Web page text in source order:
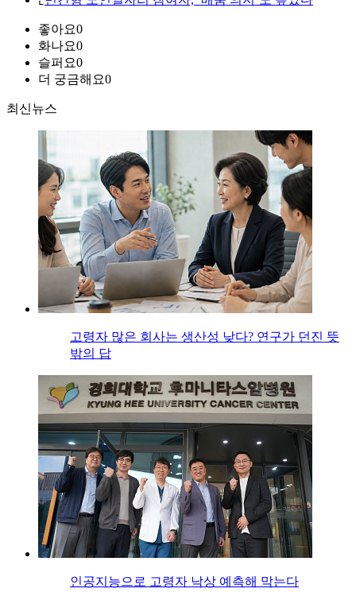
좋아요0
화나요0
슬퍼요0
더 궁금해요0
최신뉴스
고령자 많은 회사는 생산성 낮다? 연구가 던진 뜻
밖의 답
인공지능으로 고령자 낙상 예측해 막는다